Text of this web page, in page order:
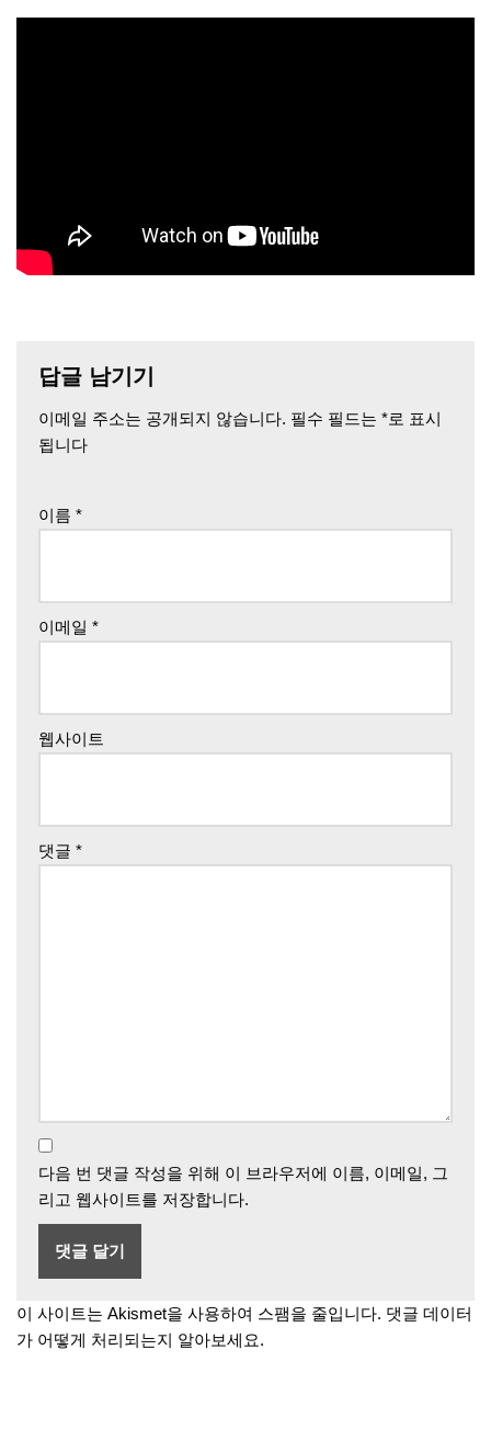
답글 남기기
이메일 주소는 공개되지 않습니다. 필수 필드는 *로 표시
됩니다
이름 *
이메일 *
웹사이트
댓글 *
다음 번 댓글 작성을 위해 이 브라우저에 이름, 이메일, 그
리고 웹사이트를 저장합니다.
이 사이트는 Akismet을 사용하여 스팸을 줄입니다. 댓글 데이터
가 어떻게 처리되는지 알아보세요.